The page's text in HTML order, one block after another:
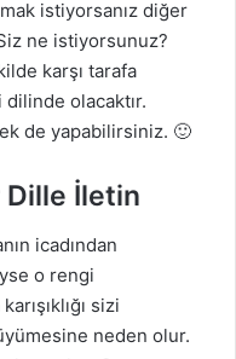
istiyorsanız diğer
ne istiyorsunuz?
karşı tarafa
olacaktır.
de yapabilirsiniz. 🙂
Dille İletin
icadından
o rengi
sizi
neden olur.